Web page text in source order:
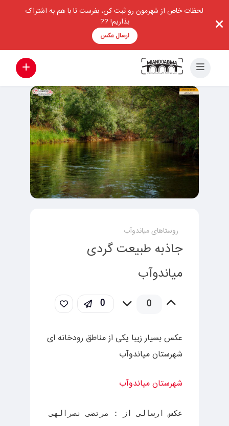
لحظات خاص از شهرمون رو ثبت کن، بفرست تا با هم به اشتراک
بذاریم! ??
ارسال عکس
روستاهای میاندوآب
جاذبه طبیعت گردی
میاندوآب
0
0
عکس بسیار زیبا یکی از مناطق رودخانه ای
شهرستان میاندوآب
شهرستان میاندوآب
عکس ارسالی از : مرتضی نصرالهی